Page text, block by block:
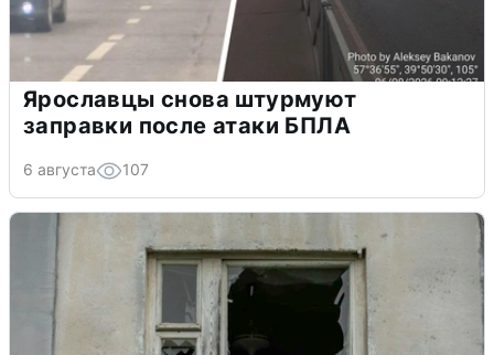
Ярославцы снова штурмуют
заправки после атаки БПЛА
6 августа 107